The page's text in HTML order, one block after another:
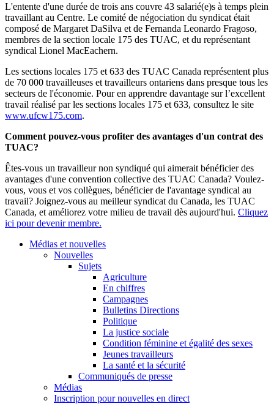
L'entente d'une durée de trois ans couvre 43 salarié(e)s à temps plein
travaillant au Centre. Le comité de négociation du syndicat était
composé de Margaret DaSilva et de Fernanda Leonardo Fragoso,
membres de la section locale 175 des TUAC, et du représentant
syndical Lionel MacEachern.
Les sections locales 175 et 633 des TUAC Canada représentent plus
de 70 000 travailleuses et travailleurs ontariens dans presque tous les
secteurs de l'économie. Pour en apprendre davantage sur l’excellent
travail réalisé par les sections locales 175 et 633, consultez le site
www.ufcw175.com.
Comment pouvez-vous profiter des avantages d'un contrat des
TUAC?
Êtes-vous un travailleur non syndiqué qui aimerait bénéficier des
avantages d'une convention collective des TUAC Canada? Voulez-
vous, vous et vos collègues, bénéficier de l'avantage syndical au
travail? Joignez-vous au meilleur syndicat du Canada, les TUAC
Canada, et améliorez votre milieu de travail dès aujourd'hui. Cliquez
ici pour devenir membre.
Médias et nouvelles
Nouvelles
Sujets
Agriculture
En chiffres
Campagnes
Bulletins Directions
Politique
La justice sociale
Condition féminine et égalité des sexes
Jeunes travailleurs
La santé et la sécurité
Communiqués de presse
Médias
Inscription pour nouvelles en direct